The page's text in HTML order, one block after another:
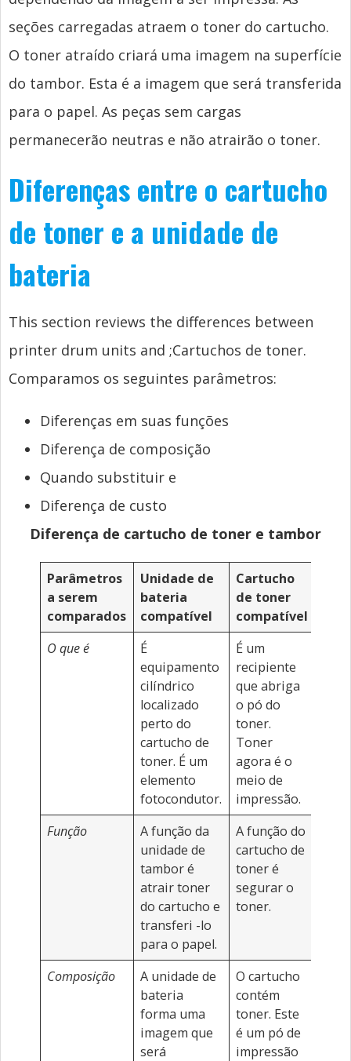
seções carregadas atraem o toner do cartucho.
O toner atraído criará uma imagem na superfície
do tambor. Esta é a imagem que será transferida
para o papel. As peças sem cargas
permanecerão neutras e não atrairão o toner.
Diferenças entre o cartucho
de toner e a unidade de
bateria
This section reviews the differences between
printer drum units and ;Cartuchos de toner.
Comparamos os seguintes parâmetros:
Diferenças em suas funções
Diferença de composição
Quando substituir e
Diferença de custo
Diferença de cartucho de toner e tambor
Parâmetros
a serem
comparados
Unidade de
bateria
compatível
Cartucho
de toner
compatível
O que é
É
equipamento
cilíndrico
localizado
perto do
cartucho de
toner. É um
elemento
fotocondutor.
É um
recipiente
que abriga
o pó do
toner.
Toner
agora é o
meio de
impressão.
Função
A função da
unidade de
tambor é
atrair toner
do cartucho e
transferi -lo
para o papel.
A função do
cartucho de
toner é
segurar o
toner.
Composição
A unidade de
bateria
forma uma
imagem que
será
O cartucho
contém
toner. Este
é um pó de
impressão